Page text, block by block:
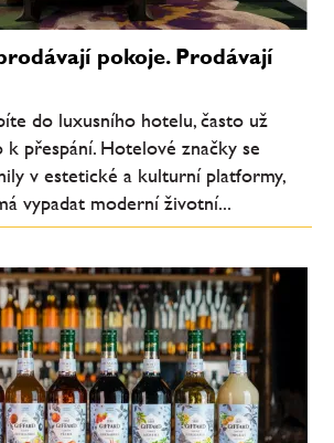
pokoje. Prodávají
do luxusního hotelu, často už
přespání. Hotelové značky se
v estetické a kulturní platformy,
vypadat moderní životní...